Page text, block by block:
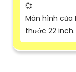
💞
Màn hình của
thước 22 inch.